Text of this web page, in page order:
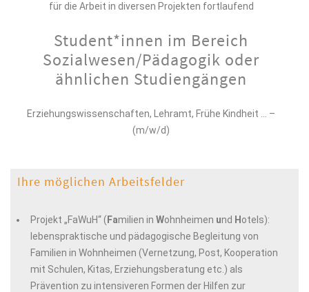
für die Arbeit in diversen Projekten fortlaufend
Student*innen im Bereich
Sozialwesen/Pädagogik oder
ähnlichen Studiengängen
Erziehungswissenschaften, Lehramt, Frühe Kindheit … –
(m/w/d)
Ihre möglichen Arbeitsfelder
Projekt „FaWuH“ ( Familien in Wohnheimen und H otels):
lebenspraktische und pädagogische Begleitung von
Familien in Wohnheimen (Vernetzung, Post, Kooperation
mit Schulen, Kitas, Erziehungsberatung etc.) als
Prävention zu intensiveren Formen der Hilfen zur